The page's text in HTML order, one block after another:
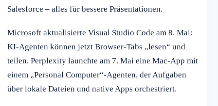
Salesforce – alles für bessere Präsentationen.
Microsoft aktualisierte Visual Studio Code am 8. Mai:
KI-Agenten können jetzt Browser-Tabs „lesen“ und
teilen. Perplexity launchte am 7. Mai eine Mac-App mit
einem „Personal Computer“-Agenten, der Aufgaben
über lokale Dateien und native Apps orchestriert.